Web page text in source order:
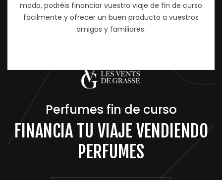
modo, podréis financiar vuestro viaje de fin de curso
fácilmente y ofrecer un buen producto a vuestros
amigos y familiares.
Perfumes fin de curso
FINANCIA TU VIAJE VENDIENDO
PERFUMES